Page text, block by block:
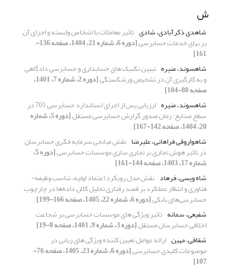
ش
شاهدی ذکرآبادی، شادی تاثیر معاملات با اشخاص وابسته و اجزای آن
بر بهای خدمات حسابرسی [دوره 6، شماره 21، 1404، صفحه 136-
161]
شاهسوند، منیره تبیین تکنیک های حسابداری و حسابرسی دادگاهی
و به کارگیری آن در تشخیص ورشکستگی [دوره 2، شماره 7، 1401،
صفحه 80-104]
شاهسوند، منیره
ارزیابی پس از اجرای استاندارد حسابرسی 701 در
سطح صنایع: زمان صدور گزارش حسابرسی مستقل [دوره 5، شماره
20، 1404، صفحه 142-167]
شاهواروقی فراهانی، علیرضا نقش میانجی سرمایه فکری حسابرسان
در تاثیر هوش تجاری بر تجاری سازی موسسات حسابرسی [دوره 5،
شماره 17، 1403، صفحه 144-161]
شاه ویسی، فرهاد نقش مدل رویکرد اعتماد اولیه، تناسب وظیفه-
فناوری و انتظار عملکرد بر قصد رفتاری تحلیل کلان داده‌ها در چارچوب
حسابرسی‌های بانکی[دوره 6، شماره 22، 1405، صفحه 166-199]
شفیعی، سمانه تاثیر ویژگی های موسسات حسابرسی بر شجاعت
اخلاقی حسابرسان مستقل[دوره 3، شماره 9، 1401، صفحه 8-19]
شقاقی، مهین ارائه عوامل تعیین کننده ویژگی های زبانی در
موضوعات کلیدی حسابرسی [دوره 6، شماره 23، 1405، صفحه 76-
107]